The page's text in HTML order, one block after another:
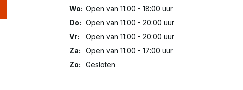
Wo: Open van 11:00 - 18:00 uur
Do: Open van 11:00 - 20:00 uur
Vr:
Open van 11:00 - 20:00 uur
Za:
Open van 11:00 - 17:00 uur
Zo:
Gesloten